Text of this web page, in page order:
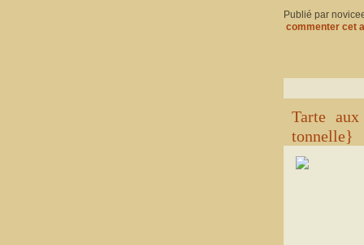
Publié par
commenter cet
Tarte
tonnelle}